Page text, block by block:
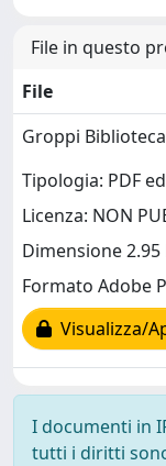
File in questo
File
Groppi
Tipologia: PDF
Licenza: NON
Dimensione 2.95
Formato Adobe
Visualizza/
I documenti in
tutti i diritti